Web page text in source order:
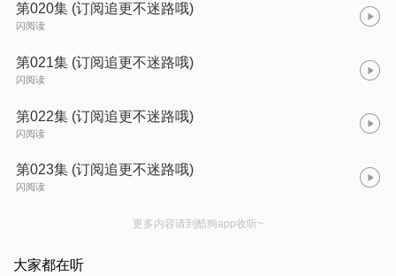
第020集 (订阅追更不迷路哦)
闪阅读
第021集 (订阅追更不迷路哦)
闪阅读
第022集 (订阅追更不迷路哦)
闪阅读
第023集 (订阅追更不迷路哦)
闪阅读
更多内容请到酷狗app收听~
大家都在听